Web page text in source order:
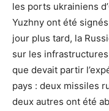
les ports ukrainiens
Yuzhny ont été
jour plus tard, la
sur les infrastructures
que devait partir
pays : deux missiles
deux autres ont été